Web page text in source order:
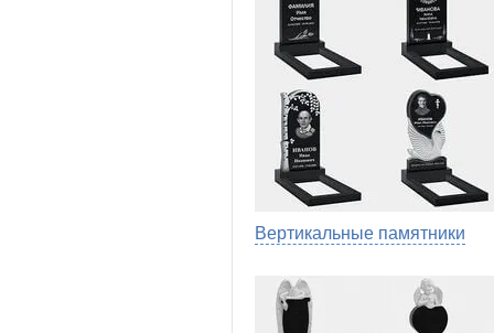
Вертикальные памятники